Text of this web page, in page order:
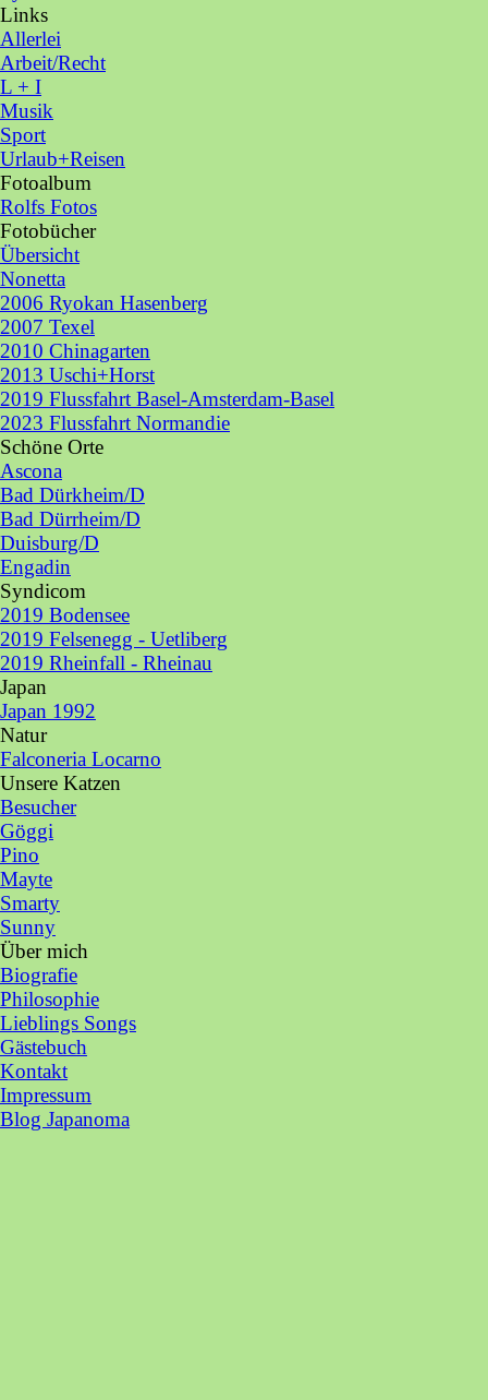
Links
Allerlei
Arbeit/Recht
L + I
Musik
Sport
Urlaub+Reisen
Fotoalbum
Rolfs Fotos
Fotobücher▼
Übersicht
Nonetta
2006 Ryokan Hasenberg
2007 Texel
2010 Chinagarten
2013 Uschi+Horst
2019 Flussfahrt Basel-Amsterdam-Basel
2023 Flussfahrt Normandie
Schöne Orte
Ascona
Bad Dürkheim/D
Bad Dürrheim/D
Duisburg/D
Engadin
Syndicom
2019 Bodensee
2019 Felsenegg - Uetliberg
2019 Rheinfall - Rheinau
Japan
Japan 1992
Natur▼
Falconeria Locarno
Unsere Katzen
Besucher
Göggi
Pino
Mayte
Smarty
Sunny
Über mich
Biografie
Philosophie
Lieblings Songs
Gästebuch
Kontakt
Impressum
Blog Japanoma